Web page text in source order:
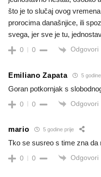
što je to slučaj ovog
prorocima današnjice, ili
svega, jer sve je tu,
0 0 Odgovori
Emiliano Zapata 5
Goran potkornjak s
0 0 Odgovori
mario 5 godine prije
Tko se susreo s time zna da
0 0 Odgovori